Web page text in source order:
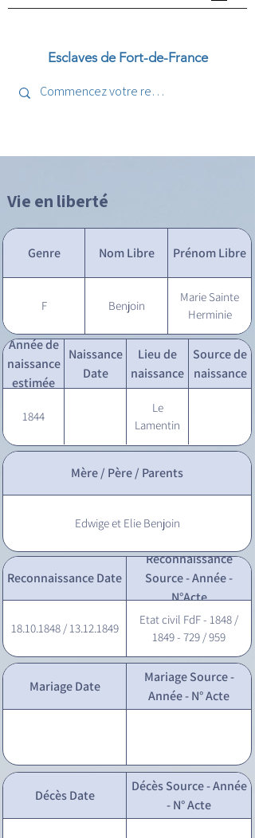
Esclaves de Fort-de-France
Vie en liberté
Genre Nom Libre Prénom Libre
F Benjoin
Marie Sainte
Herminie
Année de
naissance
estimée
Naissance
Date
Lieu de
naissance
Source de
naissance
1844
Le
Lamentin
Mère / Père / Parents
Edwige et Elie Benjoin
Reconnaissance Date
Reconnaissance
Source - Année -
N°Acte
18.10.1848 / 13.12.1849
Etat civil FdF - 1848 /
1849 - 729 / 959
Mariage Date
Mariage Source -
Année - N° Acte
Décès Date
Décès Source - Année
- N° Acte